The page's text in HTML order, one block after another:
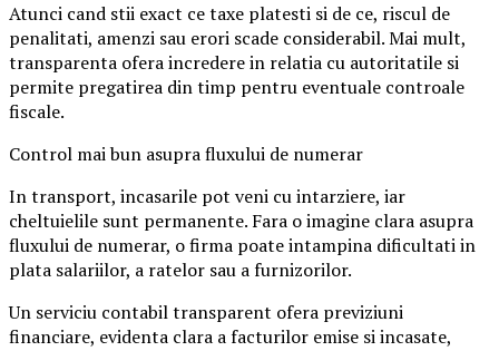
Atunci cand stii exact ce taxe platesti si de ce, riscul de
penalitati, amenzi sau erori scade considerabil. Mai mult,
transparenta ofera incredere in relatia cu autoritatile si
permite pregatirea din timp pentru eventuale controale
fiscale.
Control mai bun asupra fluxului de numerar
In transport, incasarile pot veni cu intarziere, iar
cheltuielile sunt permanente. Fara o imagine clara asupra
fluxului de numerar, o firma poate intampina dificultati in
plata salariilor, a ratelor sau a furnizorilor.
Un serviciu contabil transparent ofera previziuni
financiare, evidenta clara a facturilor emise si incasate,